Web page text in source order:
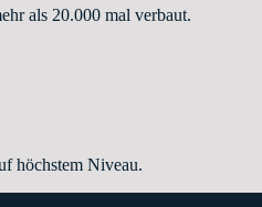
als 20.000 mal verbaut.
höchstem Niveau.